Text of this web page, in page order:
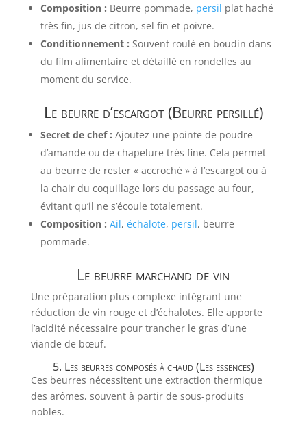
Composition : Beurre pommade, persil plat haché
très fin, jus de citron, sel fin et poivre.
Conditionnement : Souvent roulé en boudin dans
du film alimentaire et détaillé en rondelles au
moment du service.
Le beurre d’escargot (Beurre persillé)
Secret de chef : Ajoutez une pointe de poudre
d’amande ou de chapelure très fine. Cela permet
au beurre de rester « accroché » à l’escargot ou à
la chair du coquillage lors du passage au four,
évitant qu’il ne s’écoule totalement.
Composition : Ail, échalote, persil, beurre
pommade.
Le beurre marchand de vin
Une préparation plus complexe intégrant une
réduction de vin rouge et d’échalotes. Elle apporte
l’acidité nécessaire pour trancher le gras d’une
viande de bœuf.
5. Les beurres composés à chaud (Les essences)
Ces beurres nécessitent une extraction thermique
des arômes, souvent à partir de sous-produits
nobles.